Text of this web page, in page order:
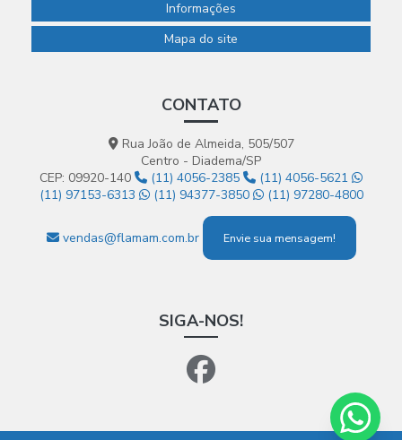
Informações
Mapa do site
CONTATO
Rua João de Almeida, 505/507
Centro - Diadema/SP
CEP: 09920-140
(11) 4056-2385
(11) 4056-5621
(11) 97153-6313
(11) 94377-3850 (11) 97280-4800
vendas@flamam.com.br Envie sua mensagem!
SIGA-NOS!